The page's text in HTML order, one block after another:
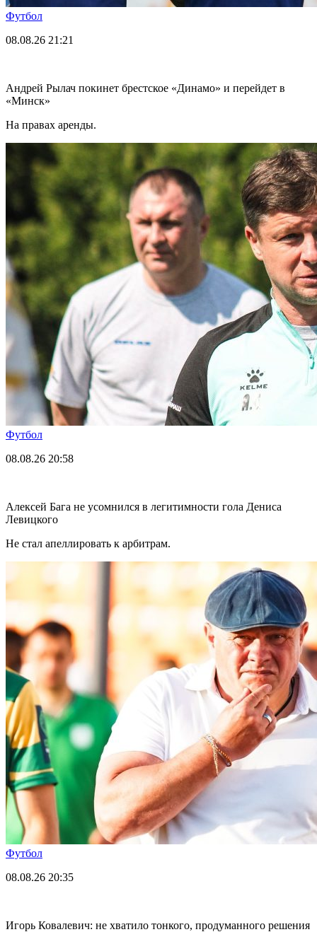
Футбол
08.08.26 21:21
Андрей Рылач покинет брестское «Динамо» и перейдет в
«Минск»
На правах аренды.
Футбол
08.08.26 20:58
Алексей Бага не усомнился в легитимности гола Дениса
Левицкого
Не стал апеллировать к арбитрам.
Футбол
08.08.26 20:35
Игорь Ковалевич: не хватило тонкого, продуманного решения